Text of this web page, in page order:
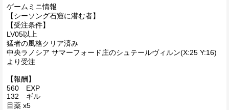
ゲームミニ情報
【シーソング石窟に潜む者】
【受注条件】
LV05以上
猛者の風格クリア済み
中央ラノシア サマーフォード庄のシュテールヴィルン(X:25 Y:16)
より受注
【報酬】
560 EXP
132 ギル
目薬 x5